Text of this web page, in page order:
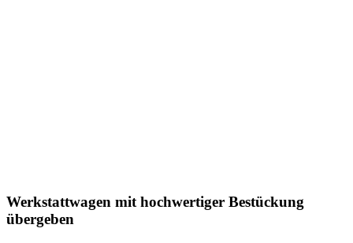
Werkstattwagen mit hochwertiger Bestückung
übergeben